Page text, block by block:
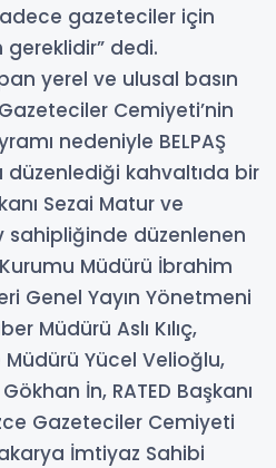
gazeteciler için
dedi.
yerel ve ulusal basın
Cemiyeti’nin
nedeniyle BELPAŞ
düzenlediği kahvaltıda bir
Sezai Matur ve
düzenlenen
Müdürü İbrahim
Genel Yayın Yönetmeni
Müdürü Aslı Kılıç,
Yücel Velioğlu,
İn, RATED Başkanı
Gazeteciler Cemiyeti
İmtiyaz Sahibi